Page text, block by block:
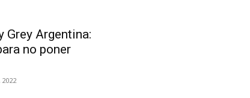
Grey Argentina:
no poner
2022